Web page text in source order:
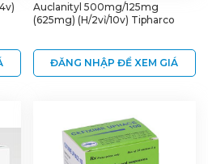
Auclanityl 500mg/125mg
(625mg) (H/2vỉ/10v) Tipharco
ĐĂNG NHẬP ĐỂ XEM GIÁ